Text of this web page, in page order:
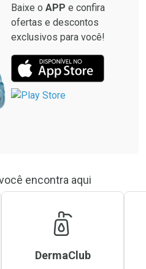
Baixe o APP e confira
ofertas e descontos
exclusivos para você!
encontra aqui
DermaClub